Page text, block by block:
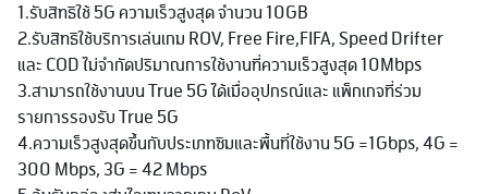
1.รับสิทธิใช้ 5G ความเร็วสูงสุด จำนวน 10GB
2.รับสิทธิใช้บริการเล่นเกม ROV, Free Fire,FIFA, Speed Drifter
และ COD ไม่จำกัดปริมาณการใช้งานที่ความเร็วสูงสุด 10Mbps
3.สามารถใช้งานบน True 5G ได้เมื่ออุปกรณ์และ แพ็กเกจที่ร่วม
รายการรองรับ True 5G
4.ความเร็วสูงสุดขึ้นกับประเภทซิมและพื้นที่ใช้งาน 5G =1Gbps, 4G =
300 Mbps, 3G = 42 Mbps